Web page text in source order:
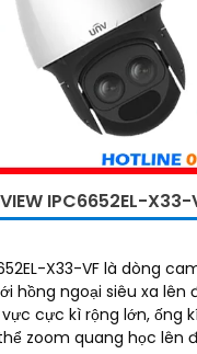
IPC6652EL-X33-
X33-VF là dòng
hồng ngoại siêu xa lên
cực kì rộng lớn, ống
zoom quang học lên